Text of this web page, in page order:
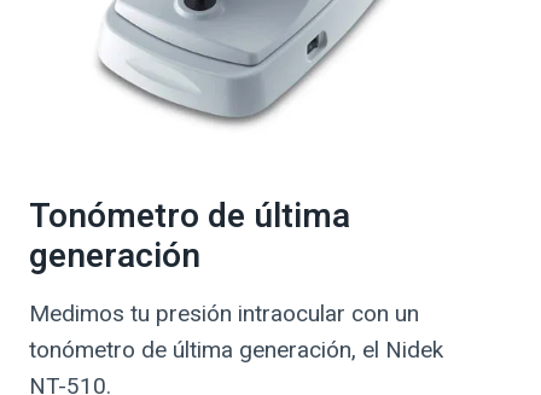
Tonómetro de última
generación
Medimos tu presión intraocular con un
tonómetro de última generación, el Nidek
NT-510.